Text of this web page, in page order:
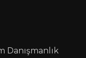
Danışmanlık